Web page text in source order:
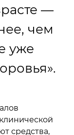
—
чем
уже
средства,